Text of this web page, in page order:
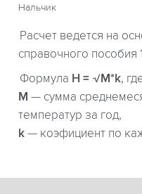
Нальчик
Расчет ведется на
справочного пособия
Формула H = √M*k,
М — сумма
температур за год,
k — коэфициент по